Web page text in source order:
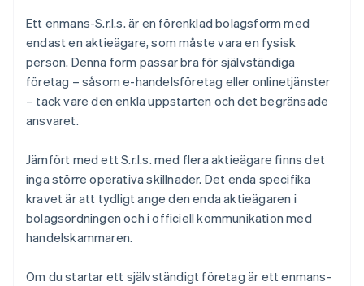
Ett enmans-S.r.l.s. är en förenklad bolagsform med
endast en aktieägare, som måste vara en fysisk
person. Denna form passar bra för självständiga
företag – såsom e-handelsföretag eller onlinetjänster
– tack vare den enkla uppstarten och det begränsade
ansvaret.
Jämfört med ett S.r.l.s. med flera aktieägare finns det
inga större operativa skillnader. Det enda specifika
kravet är att tydligt ange den enda aktieägaren i
bolagsordningen och i officiell kommunikation med
handelskammaren.
Om du startar ett självständigt företag är ett enmans-